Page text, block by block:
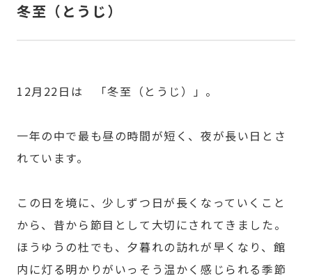
冬至（とうじ）
12月22日は 「冬至（とうじ）」。
一年の中で最も昼の時間が短く、夜が長い日とさ
れています。
この日を境に、少しずつ日が長くなっていくこと
から、昔から節目として大切にされてきました。
ほうゆうの杜でも、夕暮れの訪れが早くなり、館
内に灯る明かりがいっそう温かく感じられる季節